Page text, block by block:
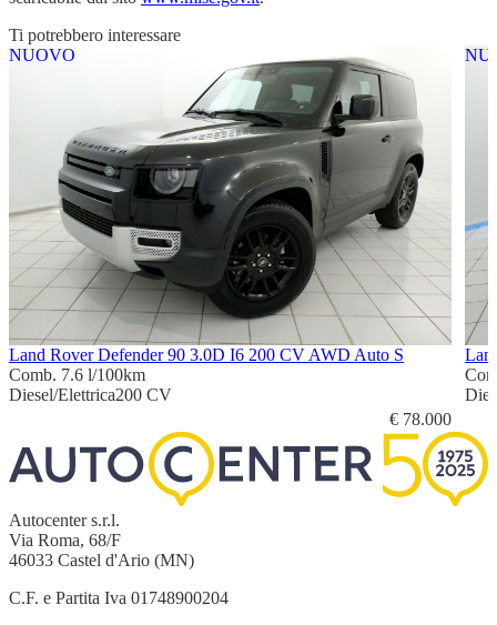
Ti potrebbero interessare
NUOVO
Land Rover Defender 90 3.0D I6 200 CV AWD Auto S
Comb. 7.6 l/100km
Diesel/Elettrica200 CV
€ 78.000
Autocenter s.r.l.
Via Roma, 68/F
46033 Castel d'Ario (MN)
C.F. e Partita Iva 01748900204